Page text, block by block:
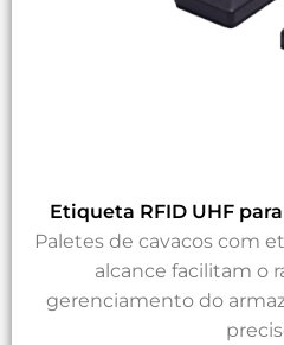
Etiqueta RFID UHF
Paletes de cavacos com
alcance facilitam o
gerenciamento do